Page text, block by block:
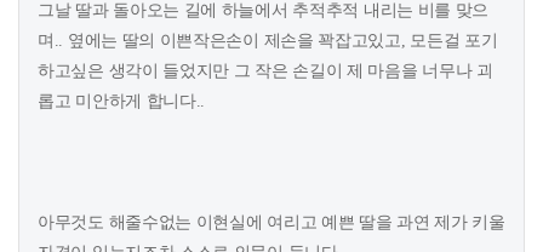
그날 딸과 돌아오는 길에 하늘에서 추적추적 내리는 비를 맞으
며.. 옆에는 딸의 이쁜작은손이 제손을 꽉잡고있고, 모든걸 포기
하고싶은 생각이 들었지만 그 작은 손길이 제 마음을 너무나 괴
롭고 미안하게 합니다..
아무것도 해줄수없는 이현실에 여리고 예쁜 딸을 과연 제가 키울